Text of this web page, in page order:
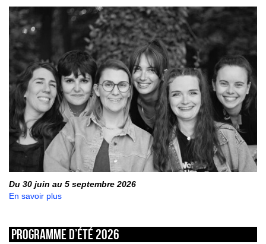
Du 30 juin au 5 septembre 2026
En savoir plus
Programme d’été 2026